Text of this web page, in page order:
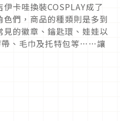
卡哇換裝COSPLAY成了
色們，商品的種類則是多到
的徽章、鑰匙環、娃娃以
帶、毛巾及托特包等……讓